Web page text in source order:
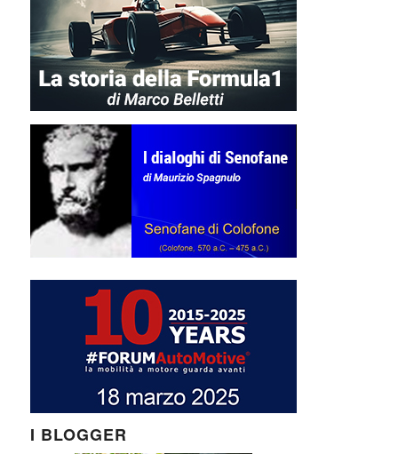
I BLOGGER